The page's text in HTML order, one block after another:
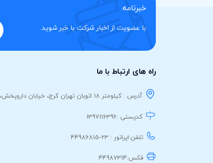
خبرنامه
با عضویت از اخبار شرکت با خبر شوید.
راه های ارتباط با ما
آدرس : کیلومتر 18 اتوبان تهران کرج، خیابان داروپخش، شرکت کارخانجات داروپخش
کدپستی :1397116396
تلفن:اپراتور : 23-44986815
فکس:44987314